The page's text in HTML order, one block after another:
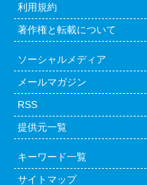
利用規約
著作権と転載について
ソーシャルメディア
メールマガジン
RSS
提供元一覧
キーワード一覧
サイトマップ